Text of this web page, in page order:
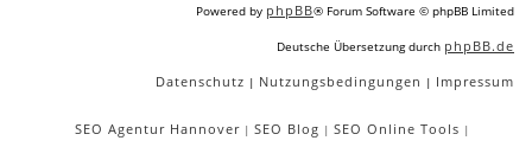
Powered by phpBB® Forum Software © phpBB Limited
Deutsche Übersetzung durch phpBB.de
Datenschutz | Nutzungsbedingungen | Impressum
SEO Agentur Hannover| SEO Blog | SEO Online Tools |